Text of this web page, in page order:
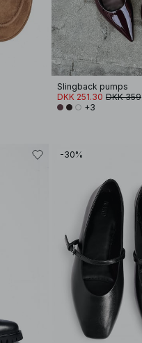
Slingback pumps
DKK 251.30 DKK 359
+3
-30%